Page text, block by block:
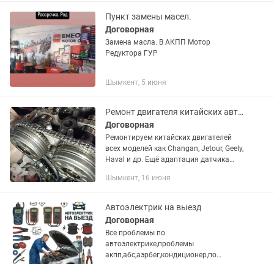
Пункт замены масел.
Договорная
Замена масла. В АКПП Мотор
Редуктора ГУР
Шымкент, 5 июня
Ремонт двигателя китайских автомобилей
Договорная
Ремонтируем китайских двигателей
всех моделей как Changan, Jetour, Geely,
Haval и др. Ещё адаптация датчика
роботов, компьютерный диагностика и
Шымкент, 16 июня
Автоэлектрик на выезд
Договорная
Все проблемы по
автоэлектрике,проблемы
акпп,абс,аэрбег,кондиционер,по